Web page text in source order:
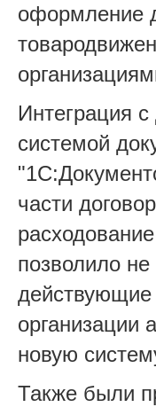
оформление
Интеграция
системой
части
позволило
организации
новую
Также были